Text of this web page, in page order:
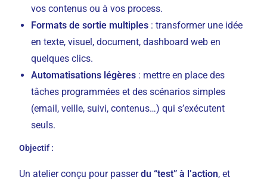
vos contenus ou à vos process.
Formats de sortie multiples : transformer une idée
en texte, visuel, document, dashboard web en
quelques clics.
Automatisations légères : mettre en place des
tâches programmées et des scénarios simples
(email, veille, suivi, contenus…) qui s’exécutent
seuls.
Objectif :
Un atelier conçu pour passerdu “test” à l’action, et